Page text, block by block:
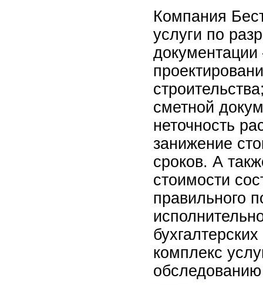
Компания
услуги по
документации
сметной
неточность
занижение
сроков. А
стоимости
правильного
комплекс